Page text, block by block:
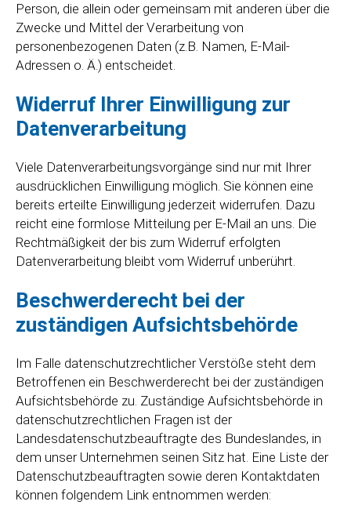
Person, die allein oder gemeinsam mit anderen über die
Zwecke und Mittel der Verarbeitung von
personenbezogenen Daten (z.B. Namen, E-Mail-
Adressen o. Ä.) entscheidet.
Widerruf Ihrer Einwilligung zur
Datenverarbeitung
Viele Datenverarbeitungsvorgänge sind nur mit Ihrer
ausdrücklichen Einwilligung möglich. Sie können eine
bereits erteilte Einwilligung jederzeit widerrufen. Dazu
reicht eine formlose Mitteilung per E-Mail an uns. Die
Rechtmäßigkeit der bis zum Widerruf erfolgten
Datenverarbeitung bleibt vom Widerruf unberührt.
Beschwerderecht bei der
zuständigen Aufsichtsbehörde
Im Falle datenschutzrechtlicher Verstöße steht dem
Betroffenen ein Beschwerderecht bei der zuständigen
Aufsichtsbehörde zu. Zuständige Aufsichtsbehörde in
datenschutzrechtlichen Fragen ist der
Landesdatenschutzbeauftragte des Bundeslandes, in
dem unser Unternehmen seinen Sitz hat. Eine Liste der
Datenschutzbeauftragten sowie deren Kontaktdaten
können folgendem Link entnommen werden: